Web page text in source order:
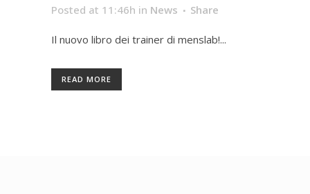
Posted at 11:46h in News Share
Il nuovo libro dei trainer di menslab!...
READ MORE